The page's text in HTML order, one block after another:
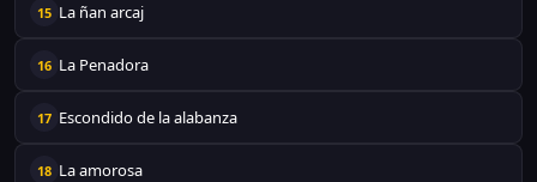
15 La ñan arcaj
16 La Penadora
17 Escondido de la alabanza
18 La amorosa